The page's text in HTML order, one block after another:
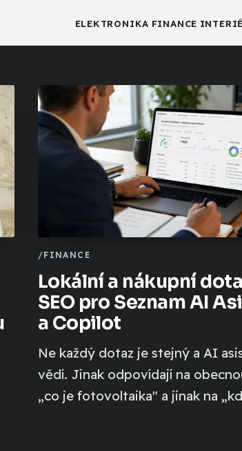
ELEKTRONIKA FINANCE
Lokální a nákupní
SEO pro Seznam AI
a Copilot
Ne každý dotaz je stejný a AI
vědí. Jinak odpovídají na
„co je fotovoltaika" a jinak na
FINANCE